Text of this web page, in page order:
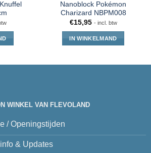
Nanoblock Pokémon
Charizard NBPM008
€15,95 - incl. btw
IN WINKELMAND
WINKEL VAN FLEVOLAND
/ Openingstijden
& Updates